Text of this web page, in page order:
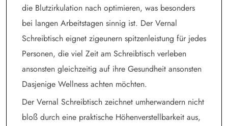
die Blutzirkulation nach optimieren, was besonders
bei langen Arbeitstagen sinnig ist. Der Vernal
Schreibtisch eignet zigeunern spitzenleistung für jedes
Personen, die viel Zeit am Schreibtisch verleben
ansonsten gleichzeitig auf ihre Gesundheit ansonsten
Dasjenige Wellness achten möchten.
Der Vernal Schreibtisch zeichnet umherwandern nicht
bloß durch eine praktische Höhenverstellbarkeit aus,